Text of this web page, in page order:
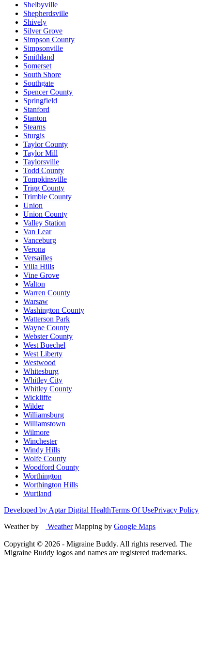
Shelbyville
Shepherdsville
Shively
Silver Grove
Simpson County
Simpsonville
Smithland
Somerset
South Shore
Southgate
Spencer County
Springfield
Stanford
Stanton
Stearns
Sturgis
Taylor County
Taylor Mill
Taylorsville
Todd County
Tompkinsville
Trigg County
Trimble County
Union
Union County
Valley Station
Van Lear
Vanceburg
Verona
Versailles
Villa Hills
Vine Grove
Walton
Warren County
Warsaw
Washington County
Watterson Park
Wayne County
Webster County
West Buechel
West Liberty
Westwood
Whitesburg
Whitley City
Whitley County
Wickliffe
Wilder
Williamsburg
Williamstown
Wilmore
Winchester
Windy Hills
Wolfe County
Woodford County
Worthington
Worthington Hills
Wurtland
Developed by Aptar Digital HealthTerms Of UsePrivacy Policy
Weather by
WeatherMapping by Google Maps
Copyright © 2026 - Migraine Buddy. All rights reserved. The
Migraine Buddy logos and names are registered trademarks.